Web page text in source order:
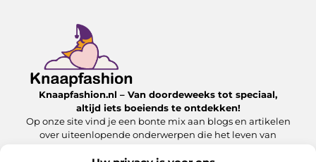
Knaapfashion.nl – Van doordeweeks tot speciaal,
altijd iets boeiends te ontdekken!
Op onze site vind je een bonte mix aan blogs en artikelen
over uiteenlopende onderwerpen die het leven van